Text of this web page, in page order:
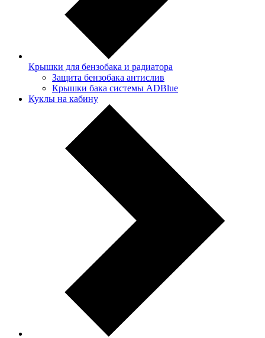
Крышки для бензобака и радиатора
Защита бензобака антислив
Крышки бака системы ADBlue
Куклы на кабину